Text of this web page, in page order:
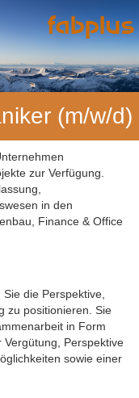
(m/w/d)
zur Verfügung.
in den
Finance & Office
Sie die Perspektive,
zu positionieren. Sie
in Form
Perspektive
sowie einer